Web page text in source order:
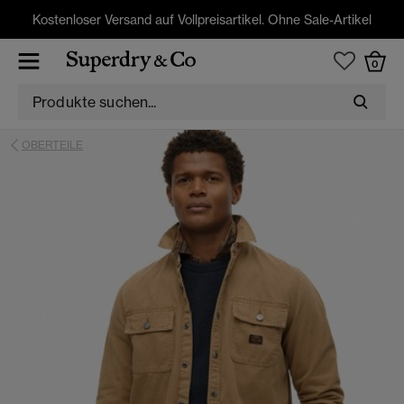
Kostenloser Versand auf Vollpreisartikel. Ohne Sale-Artikel
0
OBERTEILE